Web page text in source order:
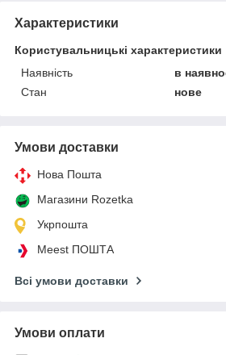
Характеристики
Користувальницькі характеристики
Наявність
в
Стан
нове
Умови доставки
Нова Пошта
Магазини Rozetka
Укрпошта
Meest ПОШТА
Всі умови доставки
Умови оплати